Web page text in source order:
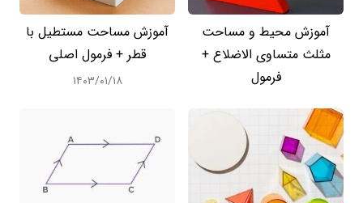
آموزش محیط و مساحت
مثلث متساوی الاضلاع +
فرمول
آموزش مساحت مستطیل با
قطر + فرمول اصلی
۱۴۰۳/۰۱/۱۸